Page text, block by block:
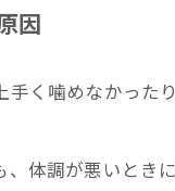
因
手く噛めなかっ
体調が悪いとき